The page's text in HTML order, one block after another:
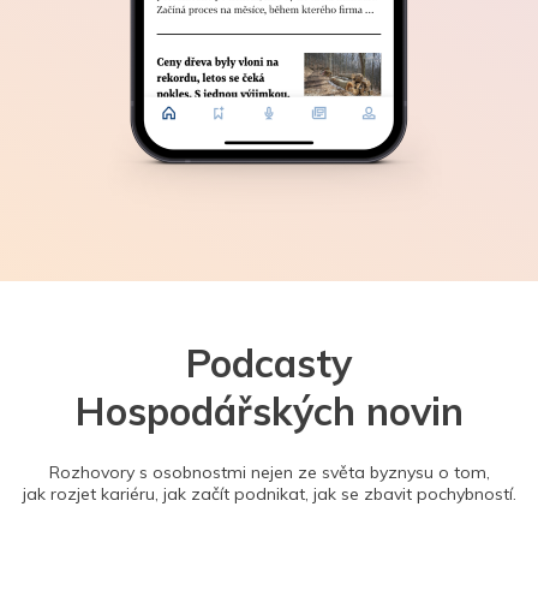
Podcasty
Hospodářských novin
Rozhovory s osobnostmi nejen ze světa byznysu o tom,
jak rozjet kariéru, jak začít podnikat, jak se zbavit pochybností.